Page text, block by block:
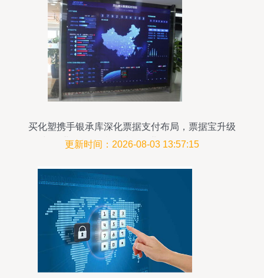
买化塑携手银承库深化票据支付布局，票据宝升级
为“企业金服”平台，赋能工业互联网数据服务
更新时间：2026-08-03 13:57:15